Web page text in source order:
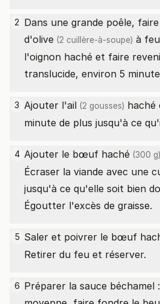
2 Dans une grande poêle,
d'olive (2 cuillère-à-soupe) à
l'oignon haché et faire
translucide, environ 5
3 Ajouter l'ail (2 gousses) haché
minute de plus jusqu'à ce
4 Ajouter le bœuf haché (300 g)
Écraser la viande avec une
jusqu'à ce qu'elle soit bien
Égoutter l'excès de graisse.
5 Saler et poivrer le bœuf
Retirer du feu et réserver.
6 Préparer la sauce béchamel